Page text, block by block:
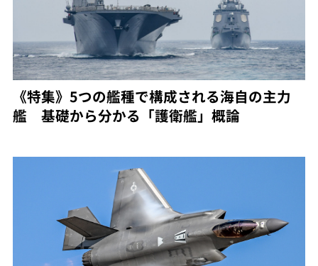
《特集》5つの艦種で構成される海自の主力
艦 基礎から分かる「護衛艦」概論